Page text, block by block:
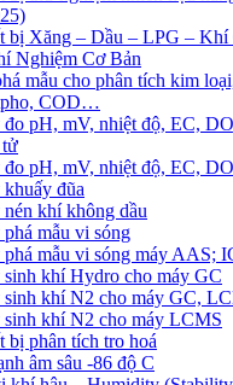
bị Xăng – Dầu – LPG – Khí
Nghiệm Cơ Bản
mẫu cho phân tích kim
COD…
pH, mV, nhiệt độ, EC,
tử
đo pH, mV, nhiệt độ, EC,
đũa
khí không dầu
mẫu vi sóng
mẫu vi sóng máy AAS;
khí Hydro cho máy GC
sinh khí N2 cho máy GC,
sinh khí N2 cho máy LCMS
bị phân tích tro hoá
âm sâu -86 độ C